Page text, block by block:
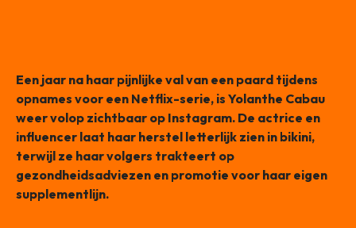
Een jaar na haar pijnlijke val van een paard tijdens
opnames voor een Netflix-serie, is Yolanthe Cabau
weer volop zichtbaar op Instagram. De actrice en
influencer laat haar herstel letterlijk zien in bikini,
terwijl ze haar volgers trakteert op
gezondheidsadviezen en promotie voor haar eigen
supplementlijn.